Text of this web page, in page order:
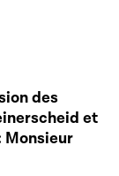
des
et
Monsieur